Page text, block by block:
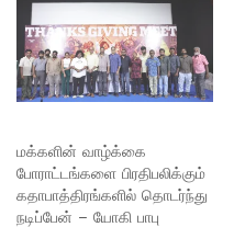
மக்களின் வாழ்க்கை
போராட்டங்களை பிரதிபலிக்கும்
கதாபாத்திரங்களில் தொடர்ந்து
நடிப்பேன் – யோகி பாபு